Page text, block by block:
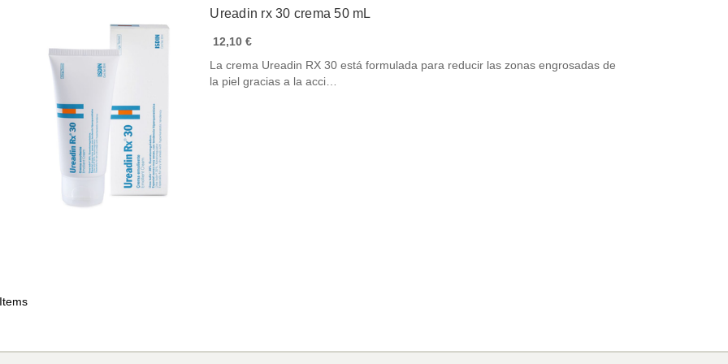
Ureadin rx 30 crema 50 mL
12,10 €
La crema Ureadin RX 30 está formulada para reducir las zonas engrosadas de
la piel gracias a la acci…